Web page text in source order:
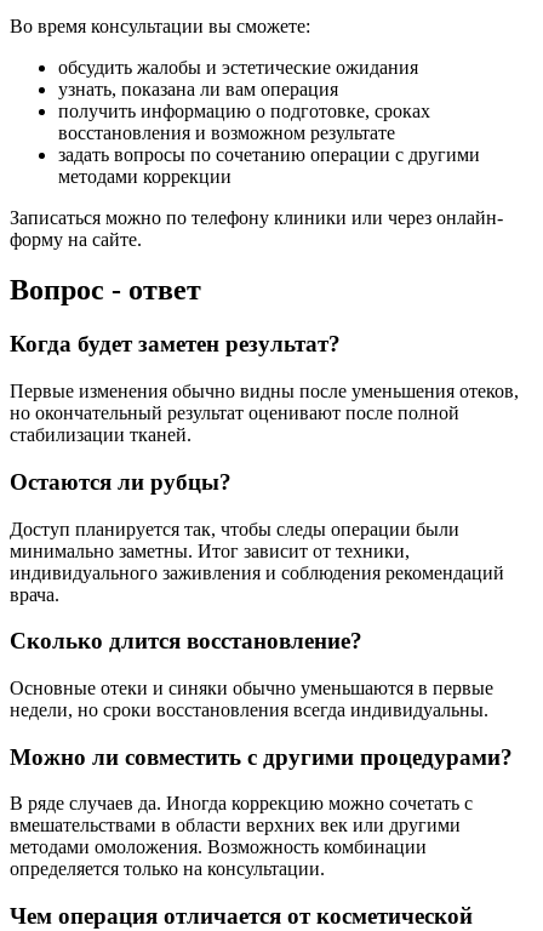
Во время консультации вы сможете:
обсудить жалобы и эстетические ожидания
узнать, показана ли вам операция
получить информацию о подготовке, сроках
восстановления и возможном результате
задать вопросы по сочетанию операции с другими
методами коррекции
Записаться можно по телефону клиники или через онлайн-
форму на сайте.
Вопрос - ответ
Когда будет заметен результат?
Первые изменения обычно видны после уменьшения отеков,
но окончательный результат оценивают после полной
стабилизации тканей.
Остаются ли рубцы?
Доступ планируется так, чтобы следы операции были
минимально заметны. Итог зависит от техники,
индивидуального заживления и соблюдения рекомендаций
врача.
Сколько длится восстановление?
Основные отеки и синяки обычно уменьшаются в первые
недели, но сроки восстановления всегда индивидуальны.
Можно ли совместить с другими процедурами?
В ряде случаев да. Иногда коррекцию можно сочетать с
вмешательствами в области верхних век или другими
методами омоложения. Возможность комбинации
определяется только на консультации.
Чем операция отличается от косметической